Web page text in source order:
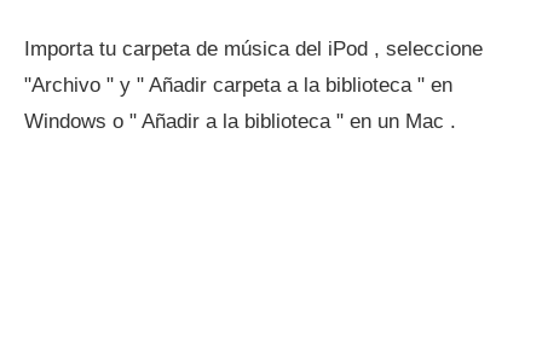
Importa tu carpeta de música del iPod , seleccione
"Archivo " y " Añadir carpeta a la biblioteca " en
Windows o " Añadir a la biblioteca " en un Mac .